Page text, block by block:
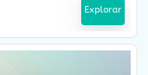
Explorar